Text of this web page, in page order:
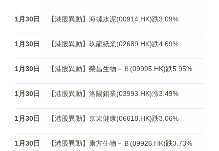
1月30日 【港股異動】海螺水泥(00914.HK)跌3.09%
1月30日 【港股異動】玖龍紙業(02689.HK)跌4.69%
1月30日 【港股異動】榮昌生物－Ｂ(09995.HK)跌5.95%
1月30日 【港股異動】洛陽鉬業(03993.HK)漲3.49%
1月30日 【港股異動】京東健康(06618.HK)跌3.06%
1月30日 【港股異動】康方生物－Ｂ(09926.HK)跌3.73%